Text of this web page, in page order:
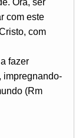
Ora, ser
com este
com
fazer
impregnando-
(Rm